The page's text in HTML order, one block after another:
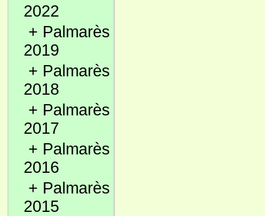
2022
+ Palmarès
2019
+ Palmarès
2018
+ Palmarès
2017
+ Palmarès
2016
+ Palmarès
2015